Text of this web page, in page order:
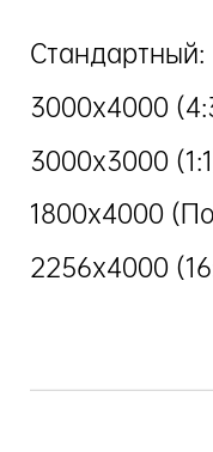
Стандартный:
3000x4000
3000x3000
1800x4000
2256x4000